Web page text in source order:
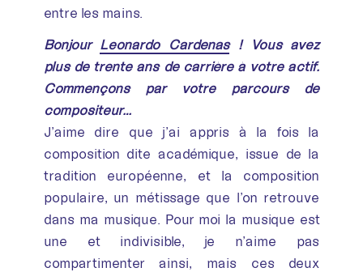
entre les mains.
Bonjour Leonardo Cardenas! Vous avez
plus de trente ans de carrière à votre actif.
Commençons par votre parcours de
compositeur…
J’aime dire que j’ai appris à la fois la
composition dite académique, issue de la
tradition européenne, et la composition
populaire, un métissage que l’on retrouve
dans ma musique. Pour moi la musique est
une et indivisible, je n’aime pas
compartimenter ainsi, mais ces deux